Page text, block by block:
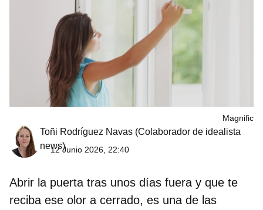
Magnific
Toñi Rodríguez Navas (Colaborador de idealista
news)
12 Junio 2026, 22:40
Abrir la puerta tras unos días fuera y que te
reciba ese olor a cerrado, es una de las